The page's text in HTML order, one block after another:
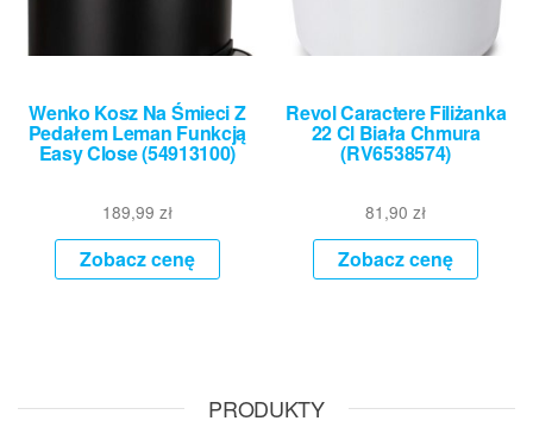
Wenko Kosz Na Śmieci Z
Pedałem Leman Funkcją
Easy Close (54913100)
189,99 zł
Zobacz cenę
Revol Caractere Filiżanka
22 Cl Biała Chmura
(RV6538574)
81,90zł
Zobacz cenę
PRODUKTY